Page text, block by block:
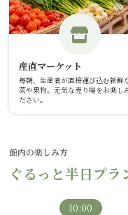
産直マーケット
毎朝、生産者が直接運び込む新鮮
菜や果物。元気な売り場をお楽し
ださい。
館内の楽しみ方
ぐるっと半日プラ
10:00